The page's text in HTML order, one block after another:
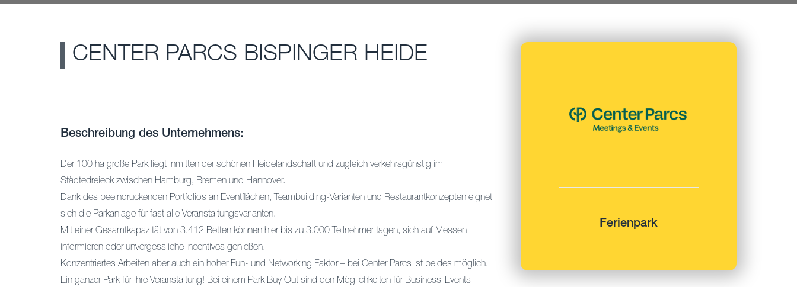
CENTER PARCS BISPINGER HEIDE
Beschreibung des Unternehmens:
Der 100 ha große Park liegt inmitten der schönen Heidelandschaft und zugleich verkehrsgünstig im
Städtedreieck zwischen Hamburg, Bremen und Hannover.
Dank des beeindruckenden Portfolios an Eventflächen, Teambuilding-Varianten und Restaurantkonzepten eignet
sich die Parkanlage für fast alle Veranstaltungsvarianten.
Mit einer Gesamtkapazität von 3.412 Betten können hier bis zu 3.000 Teilnehmer tagen, sich auf Messen
informieren oder unvergessliche Incentives genießen.
Konzentriertes Arbeiten aber auch ein hoher Fun- und Networking Faktor – bei Center Parcs ist beides möglich.
Ein ganzer Park für Ihre Veranstaltung! Bei einem Park Buy Out sind den Möglichkeiten für Business-Events
Ferienpark